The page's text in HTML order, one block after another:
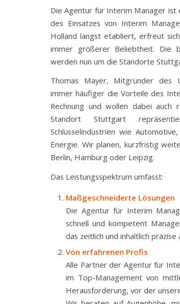
Die Agentur für Interim Manager ist
des Einsatzes von Interim
Holland längst etabliert, erfreut
immer größerer Beliebtheit. Die
werden nun um die Standorte
Thomas Mayer, Mitgründer des
immer häufiger die Vorteile des
Rechnung und wollen dabei auch
Standort Stuttgart
Schlüsselindustrien wie
Energie. Wir planen, kurzfristig
Berlin, Hamburg oder Leipzig.
Das Leistungsspektrum umfasst:
Maßgeschneiderte Lösungen
Die Agentur für Interim
schnell und kompetent
das zeitlich und inhaltlich
Von erfahrenen Profis
Alle Partner der Agentur für
im Top-Management von
Herausforderung, vor der